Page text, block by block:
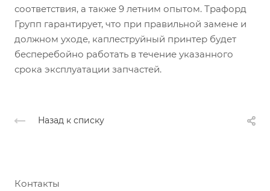
соответствия, а также 9 летним опытом. Трафорд
Групп гарантирует, что при правильной замене и
должном уходе, каплеструйный принтер будет
бесперебойно работать в течение указанного
срока эксплуатации запчастей.
Назад к списку
Контакты